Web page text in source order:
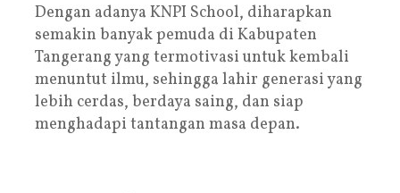
Dengan adanya KNPI School, diharapkan
semakin banyak pemuda di Kabupaten
Tangerang yang termotivasi untuk kembali
menuntut ilmu, sehingga lahir generasi yang
lebih cerdas, berdaya saing, dan siap
menghadapi tantangan masa depan.